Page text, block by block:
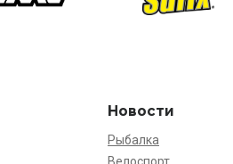
Новости
Рыбалка
Велоспорт